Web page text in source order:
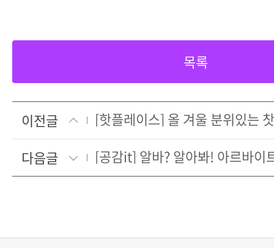
목록
이전글
다음글
[공감it] 알바? 알아봐! 아르바이